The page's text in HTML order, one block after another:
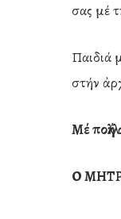
σας μέ
Παιδιά
στήν
Μέ
Ο